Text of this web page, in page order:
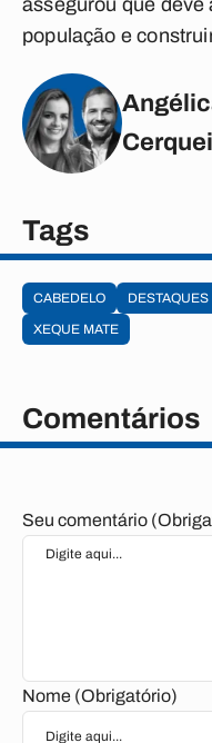
assegurou que deve
população e
Tags
CABEDELO DESTAQUES
XEQUE MATE
Comentários
Seu comentário
Nome (Obrigatório)